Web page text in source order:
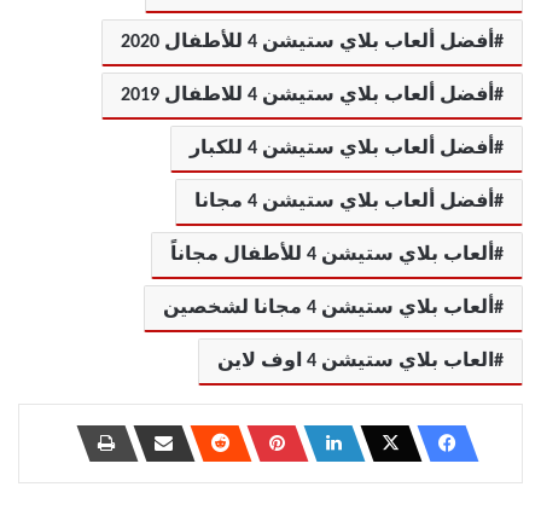
أفضل ألعاب بلاي ستيشن 4 للأطفال 2020
أفضل ألعاب بلاي ستيشن 4 للاطفال 2019
أفضل ألعاب بلاي ستيشن 4 للكبار
أفضل ألعاب بلاي ستيشن 4 مجانا
ألعاب بلاي ستيشن 4 للأطفال مجاناً
ألعاب بلاي ستيشن 4 مجانا لشخصين
العاب بلاي ستيشن 4 اوف لاين